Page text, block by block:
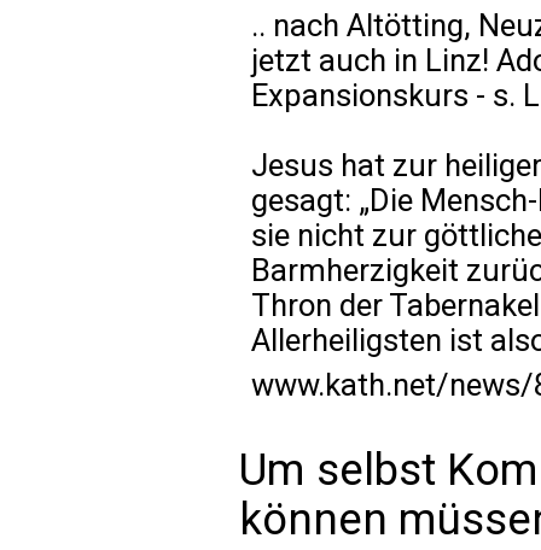
.. nach Altötting,
jetzt auch in Linz!
Expansionskurs - s.
Jesus hat zur
gesagt: „Die
sie nicht zur
Barmherzigkeit
Thron der
Allerheiligsten ist
www.kath.net/news/
Um selbst
können